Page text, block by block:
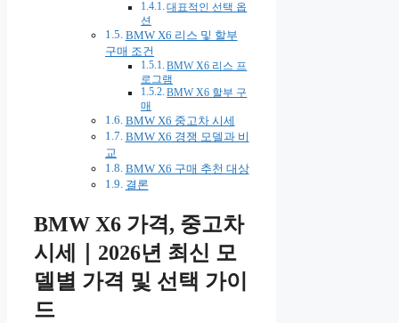
대표적인 선택 옵
션
BMW X6 리스 및 할부
구매 조건
BMW X6 리스 프
로그램
BMW X6 할부 구
매
BMW X6 중고차 시세
BMW X6 경쟁 모델과 비
교
BMW X6 구매 추천 대상
결론
BMW X6 가격, 중고차
시세｜2026년 최신 모
델별 가격 및 선택 가이
드